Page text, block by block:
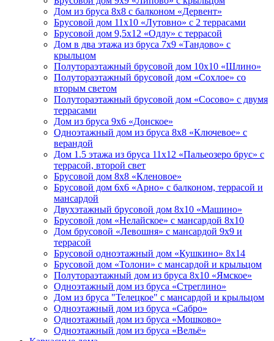
Дом из бруса 8х8 с балконом «Дервент»
Брусовой дом 11х10 «Лутовно» c 2 террасами
Брусовой дом 9,5х12 «Одлу» с террасой
Дом в два этажа из бруса 7х9 «Тандово» с
крыльцом
Полутораэтажный брусовой дом 10х10 «Шлино»
Полутораэтажный брусовой дом «Сохлое» со
вторым светом
Полутораэтажный брусовой дом «Сосово» с двумя
террасами
Дом из бруса 9х6 «Донcкое»
Одноэтажный дом из бруса 8х8 «Ключевое» с
верандой
Дом 1.5 этажа из бруса 11х12 «Пальеозеро брус» с
террасой, второй свет
Брусовой дом 8х8 «Кленовое»
Брусовой дом 6х6 «Арно» с балконом, террасой и
мансардой
Двухэтажный брусовой дом 8x10 «Машино»
Брусовой дом «Нелайское» с мансардой 8х10
Дом брусовой «Левошня» с мансардой 9х9 и
террасой
Брусовой одноэтажный дом «Кушкино» 8х14
Брусовой дом «Толони» с мансардой и крыльцом
Полутораэтажный дом из бруса 8х10 «Ямское»
Одноэтажный дом из бруса «Стреглино»
Дом из бруса "Телецкое" с мансардой и крыльцом
Одноэтажный дом из бруса «Сабро»
Одноэтажный дом из бруса «Мошково»
Одноэтажный дом из бруса «Вельё»